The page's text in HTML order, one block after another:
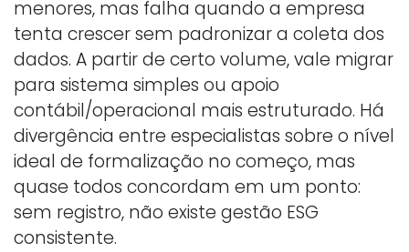
menores, mas falha quando a empresa
tenta crescer sem padronizar a coleta dos
dados. A partir de certo volume, vale migrar
para sistema simples ou apoio
contábil/operacional mais estruturado. Há
divergência entre especialistas sobre o nível
ideal de formalização no começo, mas
quase todos concordam em um ponto:
sem registro, não existe gestão ESG
consistente.